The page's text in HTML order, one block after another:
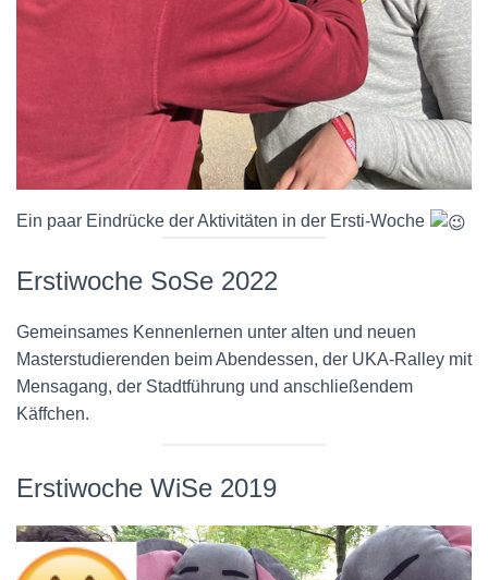
Ein paar Eindrücke der Aktivitäten in der Ersti-Woche
Erstiwoche SoSe 2022
Gemeinsames Kennenlernen unter alten und neuen
Masterstudierenden beim Abendessen, der UKA-Ralley mit
Mensagang, der Stadtführung und anschließendem
Käffchen.
Erstiwoche WiSe 2019